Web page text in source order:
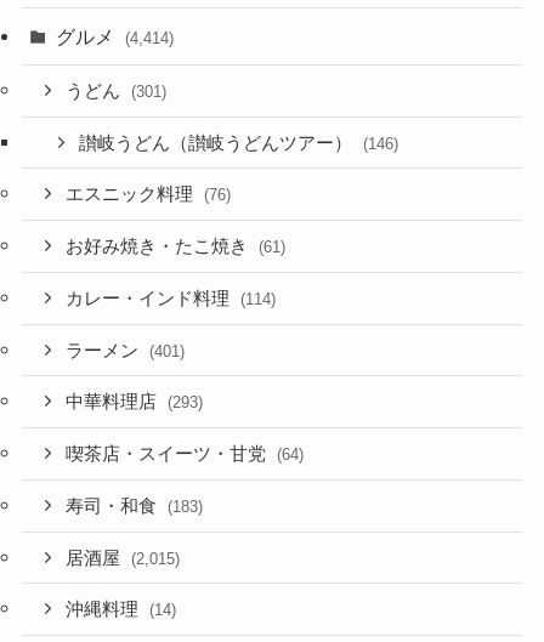
グルメ (4,414)
うどん (301)
讃岐うどん（讃岐うどんツアー） (146)
エスニック料理 (76)
お好み焼き・たこ焼き (61)
カレー・インド料理 (114)
ラーメン (401)
中華料理店 (293)
喫茶店・スイーツ・甘党 (64)
寿司・和食 (183)
居酒屋 (2,015)
沖縄料理 (14)